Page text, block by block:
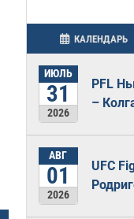
КАЛЕНДАРЬ
ИЮЛЬ
31
2026
PFL
–
АВГ
01
2026
UFC